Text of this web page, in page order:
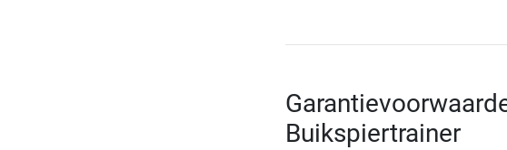
Buikspiertrainer